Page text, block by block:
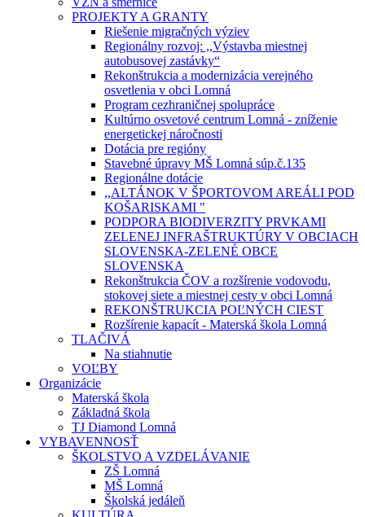
PROJEKTY A GRANTY
Riešenie migračných výziev
Regionálny rozvoj: ,,Výstavba miestnej
autobusovej zastávky“
Rekonštrukcia a modernizácia verejného
osvetlenia v obci Lomná
Program cezhraničnej spolupráce
Kultúrno osvetové centrum Lomná - zníženie
energetickej náročnosti
Dotácia pre regióny
Stavebné úpravy MŠ Lomná súp.č.135
Regionálne dotácie
,,ALTÁNOK V ŠPORTOVOM AREÁLI POD
KOŠARISKAMI "
PODPORA BIODIVERZITY PRVKAMI
ZELENEJ INFRAŠTRUKTÚRY V OBCIACH
SLOVENSKA-ZELENÉ OBCE
SLOVENSKA
Rekonštrukcia ČOV a rozšírenie vodovodu,
stokovej siete a miestnej cesty v obci Lomná
REKONŠTRUKCIA POĽNÝCH CIEST
Rozšírenie kapacít - Materská škola Lomná
TLAČIVÁ
Na stiahnutie
VOĽBY
Organizácie
Materská škola
Základná škola
TJ Diamond Lomná
VYBAVENNOSŤ
ŠKOLSTVO A VZDELÁVANIE
ZŠ Lomná
MŠ Lomná
Školská jedáleň